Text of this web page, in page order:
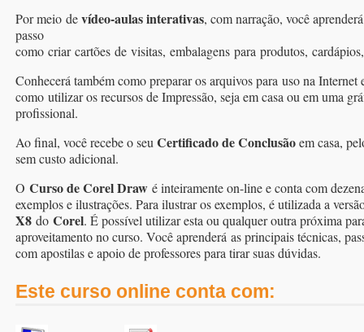
Por meio devídeo-aulas interativas, com narração, você
passo
como criar cartões de visitas, embalagens para produtos,
Conhecerá também como preparar os arquivos para uso na Internet
como utilizar os recursos de Impressão, seja em casa ou em uma
profissional.
Ao final, você recebe o seu Certificado de Conclusãoem casa,
sem custo adicional.
O Curso de Corel Draw é inteiramente on-line e conta com
exemplos e ilustrações. Para ilustrar os exemplos, é utilizada a
X8 do Corel. É possível utilizar esta ou qualquer outra próxima
aproveitamento no curso. Você aprenderá as principais técnicas,
com apostilas e apoio de professores para tirar suas dúvidas.
Este curso online conta com: